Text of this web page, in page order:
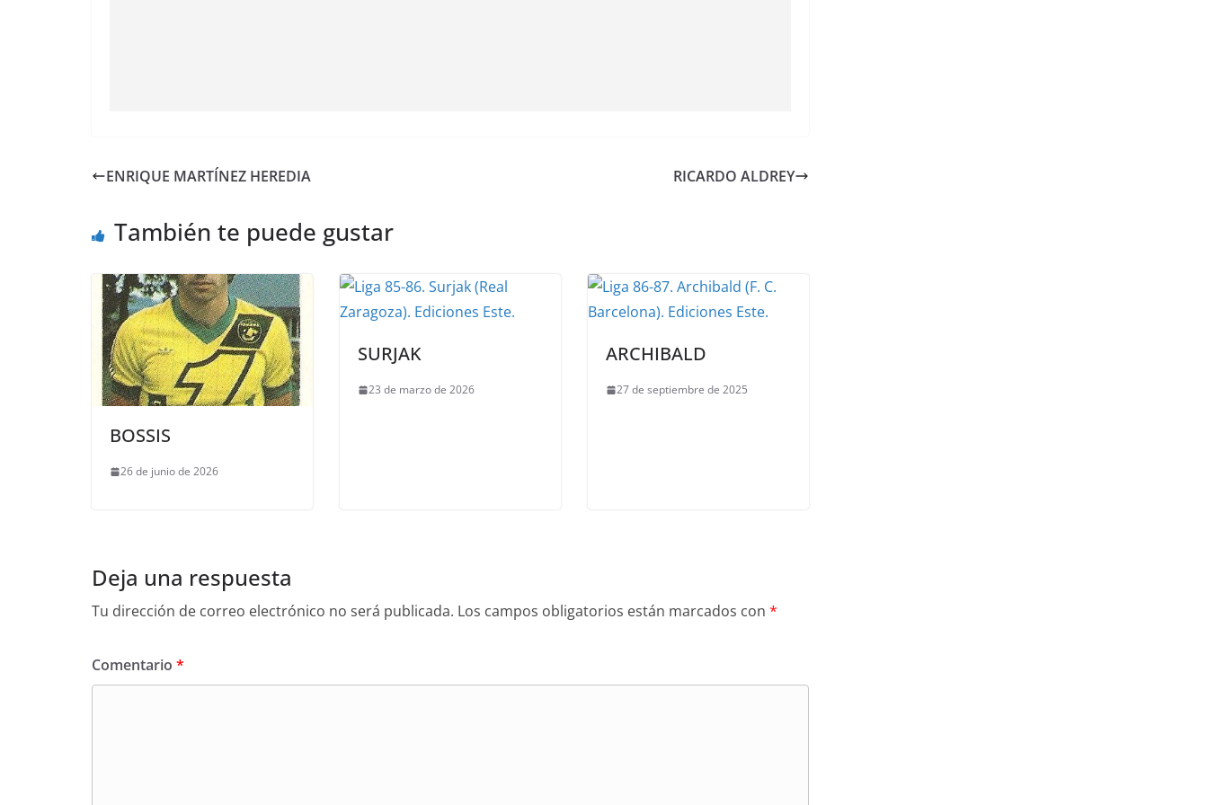
ENRIQUE MARTÍNEZ HEREDIA RICARDO ALDREY
También te puede gustar
BOSSIS
26 de junio de 2026
SURJAK
23 de marzo de 2026
ARCHIBALD
27 de septiembre de 2025
Deja una respuesta
Tu dirección de correo electrónico no será publicada. Los campos obligatorios están marcados con *
Comentario *